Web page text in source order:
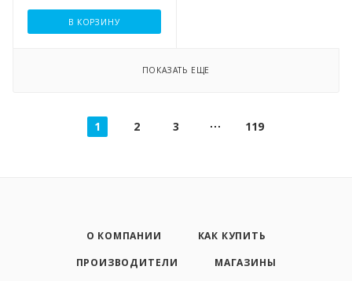
В КОРЗИНУ
ПОКАЗАТЬ ЕЩЕ
1 2 3 119
О КОМПАНИИ
КАК КУПИТЬ
ПРОИЗВОДИТЕЛИ
МАГАЗИНЫ